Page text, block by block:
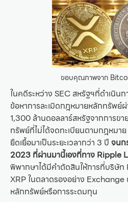
ขอบคุณภาพจาก
ในคดีระหว่าง SEC สหรัฐฯที่ดำเนิน
ข้อหาการละเมิดกฎหมายหลักทรัพย์
1,300 ล้านดอลลาร์สหรัฐจากการข
ทรัพย์ที่ไม่ได้จดทะเบียนตามกฎหมา
ยืดเยื้อมาเป็นระยะเวลากว่า 3 ปี จนก
2023 ที่ผ่านมานี้เองที่ทาง Ripple
พิพากษาได้มีคำตัดสินให้การที่บริษั
XRP ในตลาดรองอย่าง Exchange
หลักทรัพย์หรือการระดมทุน